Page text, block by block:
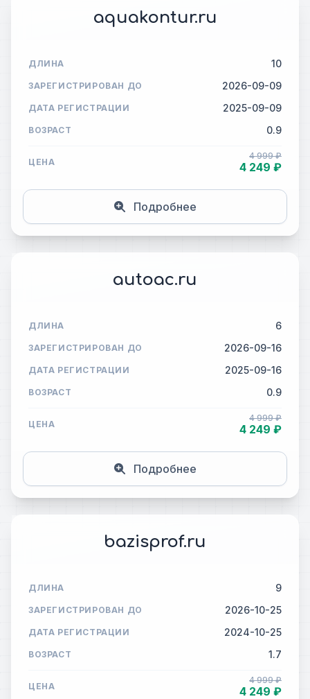
aquakontur.ru
ДЛИНА 10
ЗАРЕГИСТРИРОВАН ДО 2026-09-09
ДАТА РЕГИСТРАЦИИ 2025-09-09
ВОЗРАСТ 0.9
ЦЕНА
4 999 ₽
4 249 ₽
Подробнее
autoac.ru
ДЛИНА 6
ЗАРЕГИСТРИРОВАН ДО 2026-09-16
ДАТА РЕГИСТРАЦИИ 2025-09-16
ВОЗРАСТ 0.9
ЦЕНА
4 999 ₽
4 249 ₽
Подробнее
bazisprof.ru
ДЛИНА 9
ЗАРЕГИСТРИРОВАН ДО 2026-10-25
ДАТА РЕГИСТРАЦИИ 2024-10-25
ВОЗРАСТ 1.7
ЦЕНА
4 999 ₽
4 249 ₽